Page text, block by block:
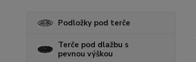
Podložky pod terče
Terče pod dlažbu s
pevnou výškou